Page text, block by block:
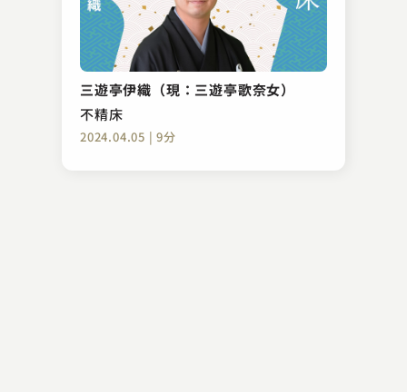
三遊亭伊織（現：三遊亭歌奈女）
不精床
2024.04.05 | 9分
三遊亭 愛楽
ざるや
2024.06.20 | 13分